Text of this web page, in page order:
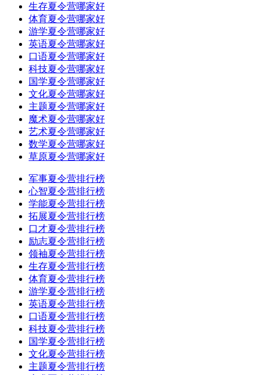
生存夏令营哪家好
体育夏令营哪家好
游学夏令营哪家好
英语夏令营哪家好
口语夏令营哪家好
科技夏令营哪家好
国学夏令营哪家好
文化夏令营哪家好
主题夏令营哪家好
魔术夏令营哪家好
艺术夏令营哪家好
数学夏令营哪家好
草原夏令营哪家好
军事夏令营排行榜
心智夏令营排行榜
学能夏令营排行榜
拓展夏令营排行榜
口才夏令营排行榜
励志夏令营排行榜
领袖夏令营排行榜
生存夏令营排行榜
体育夏令营排行榜
游学夏令营排行榜
英语夏令营排行榜
口语夏令营排行榜
科技夏令营排行榜
国学夏令营排行榜
文化夏令营排行榜
主题夏令营排行榜